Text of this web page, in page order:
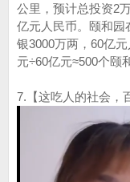
公里，预计总投资2
亿元人民币。颐和园
银3000万两，60亿
元÷60亿元≈500个颐
7.【这吃人的社会，